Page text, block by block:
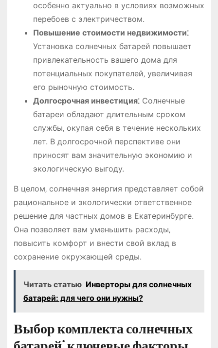
особенно актуально в условиях возможных
перебоев с электричеством.
Повышение стоимости недвижимости⁚
Установка солнечных батарей повышает
привлекательность вашего дома для
потенциальных покупателей‚ увеличивая
его рыночную стоимость.
Долгосрочная инвестиция⁚Солнечные
батареи обладают длительным сроком
службы‚ окупая себя в течение нескольких
лет. В долгосрочной перспективе они
приносят вам значительную экономию и
экологическую выгоду.
В целом‚ солнечная энергия представляет собой
рациональное и экологически ответственное
решение для частных домов в Екатеринбурге.
Она позволяет вам уменьшить расходы‚
повысить комфорт и внести свой вклад в
сохранение окружающей среды.
Читать статью Инверторы для солнечных
батарей: для чего они нужны?
Выбор комплекта солнечных